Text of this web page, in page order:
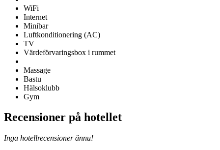
WiFi
Internet
Minibar
Luftkonditionering (AC)
TV
Värdeförvaringsbox i rummet
Massage
Bastu
Hälsoklubb
Gym
Recensioner på hotellet
Inga hotellrecensioner ännu!